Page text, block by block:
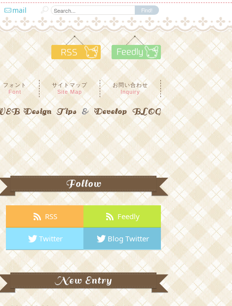
mail
RSS Feedly
フォント
Font
サイトマップ
Site Map
お問い合わせ
Inquiry
Design Tips & Develop BLOG
Follow
RSS Feedly
Twitter Blog Twitter
New Entry